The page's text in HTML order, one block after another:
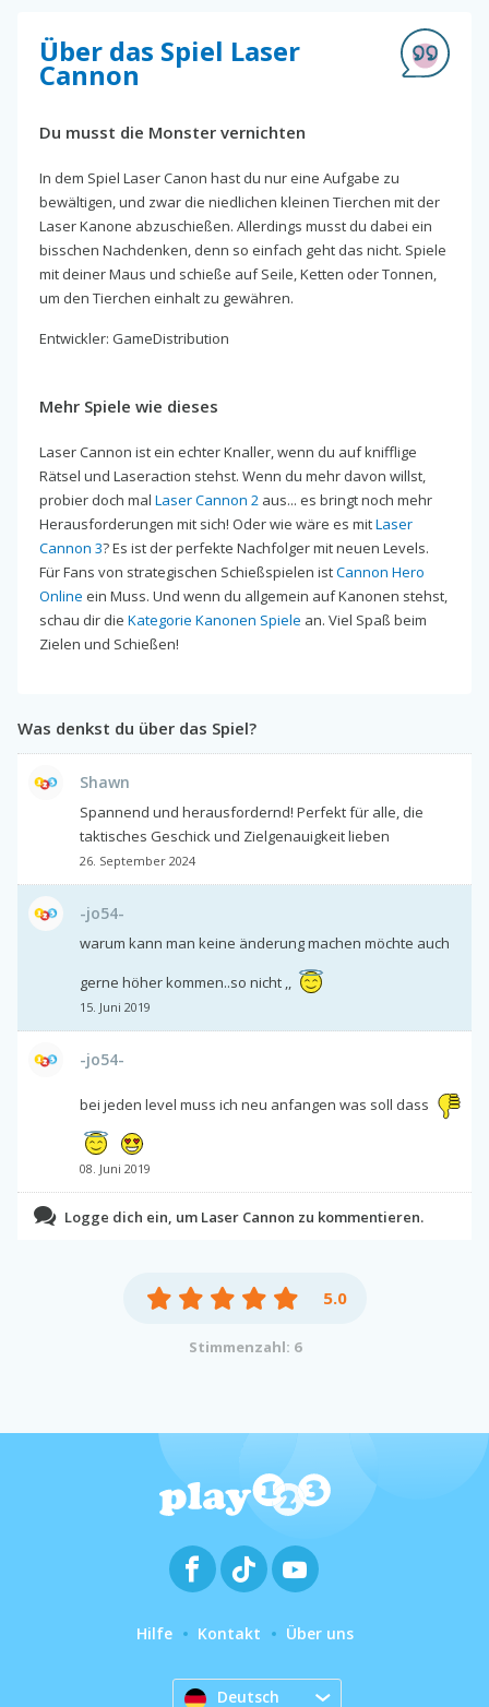
Über das Spiel Laser
Cannon
Du musst die Monster vernichten
In dem Spiel Laser Canon hast du nur eine Aufgabe zu
bewältigen, und zwar die niedlichen kleinen Tierchen mit der
Laser Kanone abzuschießen. Allerdings musst du dabei ein
bisschen Nachdenken, denn so einfach geht das nicht. Spiele
mit deiner Maus und schieße auf Seile, Ketten oder Tonnen,
um den Tierchen einhalt zu gewähren.
Entwickler: GameDistribution
Mehr Spiele wie dieses
Laser Cannon ist ein echter Knaller, wenn du auf knifflige
Rätsel und Laseraction stehst. Wenn du mehr davon willst,
probier doch mal Laser Cannon 2 aus... es bringt noch mehr
Herausforderungen mit sich! Oder wie wäre es mitLaser
Cannon 3? Es ist der perfekte Nachfolger mit neuen Levels.
Für Fans von strategischen Schießspielen istCannon Hero
Online ein Muss. Und wenn du allgemein auf Kanonen stehst,
schau dir die Kategorie Kanonen Spiele an. Viel Spaß beim
Zielen und Schießen!
Was denkst du über das Spiel?
Shawn
Spannend und herausfordernd! Perfekt für alle, die
taktisches Geschick und Zielgenauigkeit lieben
26. September 2024
-jo54-
warum kann man keine änderung machen möchte auch
gerne höher kommen..so nicht ,,
15. Juni 2019
-jo54-
bei jeden level muss ich neu anfangen was soll dass
08. Juni 2019
Logge dich ein, um Laser Cannon zu kommentieren.
5.0
Stimmenzahl: 6
Hilfe Kontakt Über uns
Deutsch